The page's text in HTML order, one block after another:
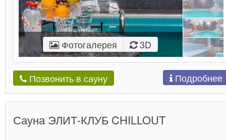
Фотогалерея 3D
Позвонить в сауну Подробнее
Сауна ЭЛИТ-КЛУБ CHILLOUT